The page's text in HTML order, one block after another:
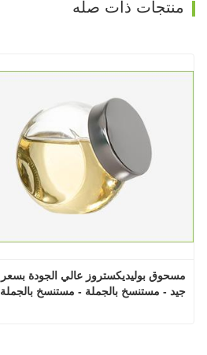
منتجات ذات صله
جيد - مستنسخ بالجملة - مستنسخ بالجملة